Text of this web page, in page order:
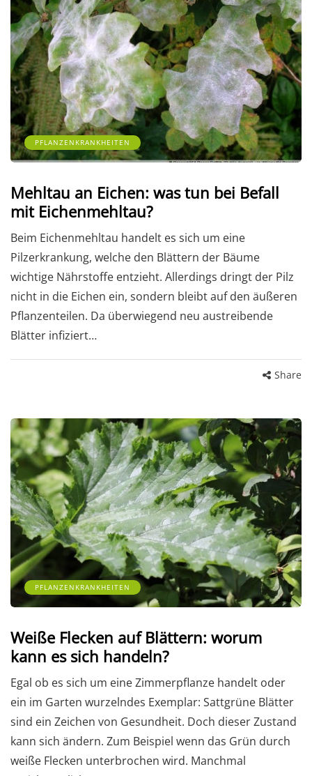
PFLANZENKRANKHEITEN
Mehltau an Eichen: was tun bei Befall
mit Eichenmehltau?
Beim Eichenmehltau handelt es sich um eine
Pilzerkrankung, welche den Blättern der Bäume
wichtige Nährstoffe entzieht. Allerdings dringt der Pilz
nicht in die Eichen ein, sondern bleibt auf den äußeren
Pflanzenteilen. Da überwiegend neu austreibende
Blätter infiziert…
Share
PFLANZENKRANKHEITEN
Weiße Flecken auf Blättern: worum
kann es sich handeln?
Egal ob es sich um eine Zimmerpflanze handelt oder
ein im Garten wurzelndes Exemplar: Sattgrüne Blätter
sind ein Zeichen von Gesundheit. Doch dieser Zustand
kann sich ändern. Zum Beispiel wenn das Grün durch
weiße Flecken unterbrochen wird. Manchmal